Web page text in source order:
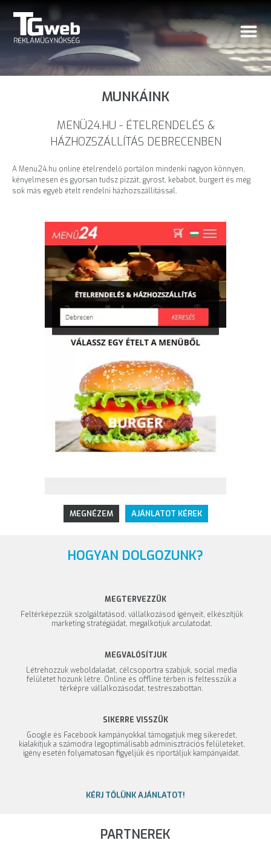
MUNKÁINK
MENÜ24.HU - ÉTELRENDELÉS &
HÁZHOZSZÁLLÍTÁS DEBRECENBEN
A Menu24.hu online ételrendelő portálon mindenki nagyon könnyen,
kényelmesen és gyorsan tudsz pizzát, gyrost, kebabot, burgert és még
sok más egyéb ételt rendelni házhozszállítással.
MEGNÉZEM AJÁNLATOT KÉREK
HOGYAN DOLGOZUNK?
MEGTERVEZZÜK
Feltérképezzük szolgáltatásod, vállalkozásod igényeit, elkészítjük
marketing stratégiádat, megalkotjuk arculatodat.
MEGVALÓSÍTJUK
Létrehozzuk weboldaladat, célcsoportra szabjuk, social media
felületet hozunk létre. Online és offline térben is feltesszük a
térképre vállalkozásodat, testreszabottan.
SIKERRE VISSZÜK
Google és Facebook kampányokkal támogatjuk meg sikeredet,
kialakítjuk a számodra legoptimálisabb adminisztrációs felületeket,
igény esetén folyamatosan figyeljük és riportáljuk kampányaidat.
KÉRJ TŐLÜNK AJÁNLATOT!
PARTNEREK